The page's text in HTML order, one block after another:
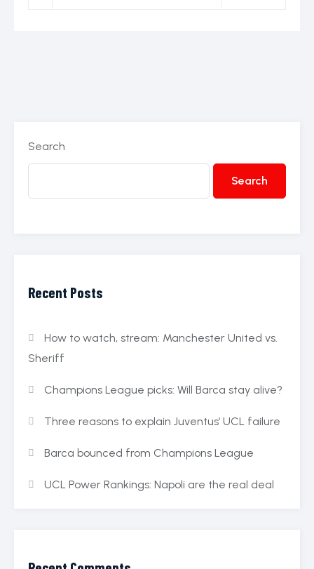
Search
Search
Recent Posts
How to watch, stream: Manchester United vs.
Sheriff
Champions League picks: Will Barca stay alive?
Three reasons to explain Juventus’ UCL failure
Barca bounced from Champions League
UCL Power Rankings: Napoli are the real deal